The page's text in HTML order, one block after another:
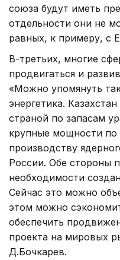
союза будут иметь
отдельности они не
равных, к примеру, с
В-третьих, многие
продвигаться и
«Можно упомянуть
энергетика.
страной по запасам
крупные мощности
производству
России. Обе стороны
необходимости
Сейчас это можно
этом можно
обеспечить
проекта на мировых
Д.Бочкарев.